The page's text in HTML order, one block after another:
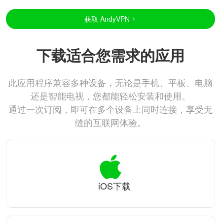
获取 AndyVPN
下载适合您需求的应用
此应用程序兼容多种设备，无论是手机、平板、电脑
还是智能电视，您都能轻松安装和使用。
通过一次订阅，即可在多个设备上同时连接，享受无
缝的互联网体验。
iOS下载